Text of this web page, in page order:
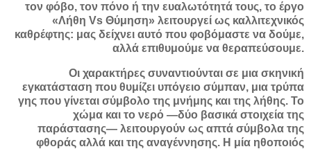
τον φόβο, τον πόνο ή την ευαλωτότητά τους, το έργο
«Λήθη Vs Θύμηση» λειτουργεί ως καλλιτεχνικός
καθρέφτης: μας δείχνει αυτό που φοβόμαστε να δούμε,
αλλά επιθυμούμε να θεραπεύσουμε.
Οι χαρακτήρες συναντιούνται σε μια σκηνική
εγκατάσταση που θυμίζει υπόγειο σύμπαν, μια τρύπα
γης που γίνεται σύμβολο της μνήμης και της λήθης. Το
χώμα και το νερό —δύο βασικά στοιχεία της
παράστασης— λειτουργούν ως απτά σύμβολα της
φθοράς αλλά και της αναγέννησης. Η μία ηθοποιός